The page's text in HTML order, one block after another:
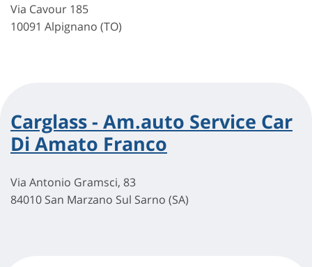
Via Cavour 185
10091 Alpignano (TO)
Carglass - Am.auto Service Car
Di Amato Franco
Via Antonio Gramsci, 83
84010 San Marzano Sul Sarno (SA)